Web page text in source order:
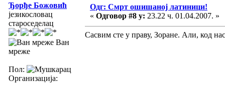
Ђорђе Божовић
језикословац
староседелац
Ван
мреже
Пол:
Организација:
Одг: Смрт ошишаној латиници!
« Одговор #8 у: 23.22 ч. 01.04.2007. »
Сасвим сте у праву, Зоране. Али, код